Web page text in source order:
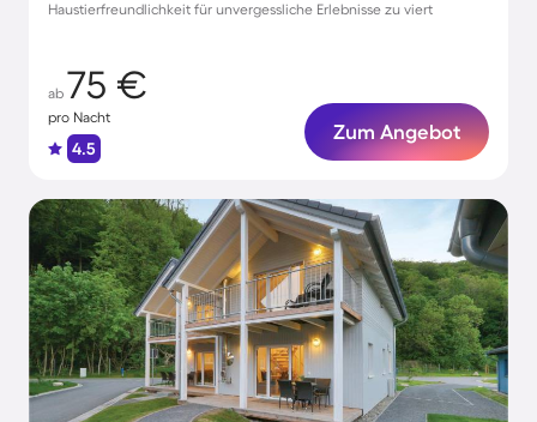
Haustierfreundlichkeit für unvergessliche Erlebnisse zu viert
ab 75 €
pro Nacht
4.5
Zum Angebot